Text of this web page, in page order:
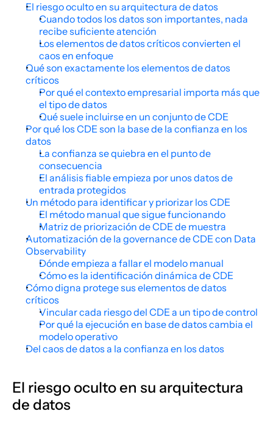
El riesgo oculto en su arquitectura de datos
Cuando todos los datos son importantes, nada
recibe suficiente atención
Los elementos de datos críticos convierten el
caos en enfoque
Qué son exactamente los elementos de datos
críticos
Por qué el contexto empresarial importa más que
el tipo de datos
Qué suele incluirse en un conjunto de CDE
Por qué los CDE son la base de la confianza en los
datos
La confianza se quiebra en el punto de
consecuencia
El análisis fiable empieza por unos datos de
entrada protegidos
Un método para identificar y priorizar los CDE
El método manual que sigue funcionando
Matriz de priorización de CDE de muestra
Automatización de la governance de CDE con Data
Observability
Dónde empieza a fallar el modelo manual
Cómo es la identificación dinámica de CDE
Cómo digna protege sus elementos de datos
críticos
Vincular cada riesgo del CDE a un tipo de control
Por qué la ejecución en base de datos cambia el
modelo operativo
Del caos de datos a la confianza en los datos
El riesgo oculto en su arquitectura
de datos